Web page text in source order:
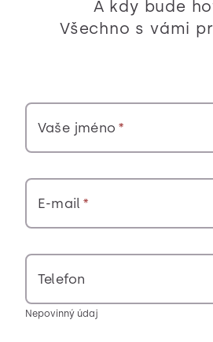
A kdy bude
Všechno s vámi
Vaše jméno
E-mail
Telefon
Nepovinný údaj